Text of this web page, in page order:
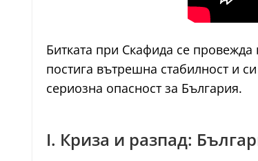
Битката при Скафида се провежда
постига вътрешна стабилност и
сериозна опасност за България.
I. Криза и разпад: